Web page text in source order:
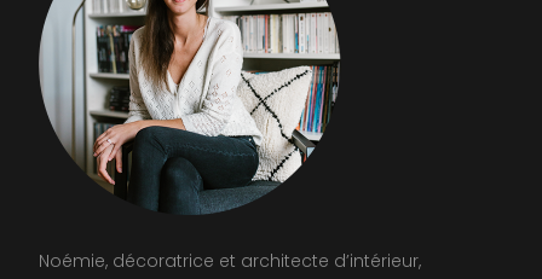
Noémie, décoratrice et architecte d’intérieur,